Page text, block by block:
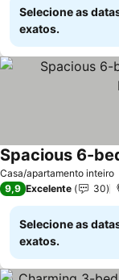
Selecione as
exatos.
Casa/apartamento inteiro
Ver preços
9,9 Excelente 30
Selecione as
exatos.